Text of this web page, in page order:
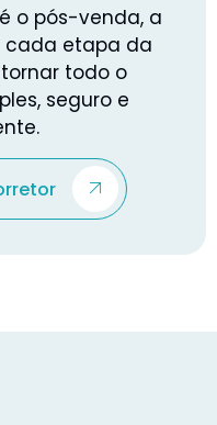
o pós-venda, a
cada etapa da
todo o
seguro e